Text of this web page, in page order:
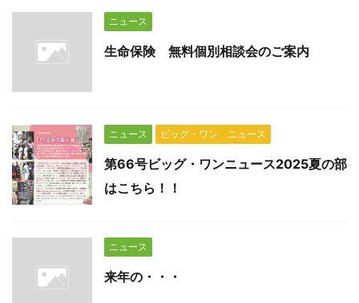
ニュース
生命保険 無料個別相談会のご案内
ニュース ビッグ・ワン ニュース
第66号ビッグ・ワンニュース2025夏の部
はこちら！！
ニュース
来年の・・・